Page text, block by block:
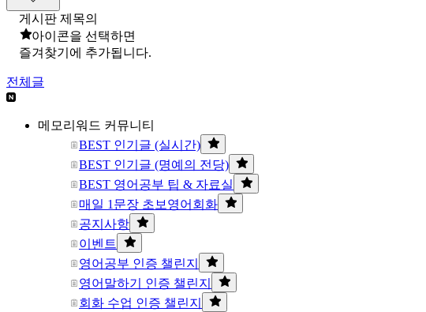
게시판 제목의
아이콘을 선택하면
즐겨찾기에 추가됩니다.
전체글
메모리워드 커뮤니티
BEST 인기글 (실시간)
BEST 인기글 (명예의 전당)
BEST 영어공부 팁 & 자료실
매일 1문장 초보영어회화
공지사항
이벤트
영어공부 인증 챌린지
영어말하기 인증 챌린지
회화 수업 인증 챌린지